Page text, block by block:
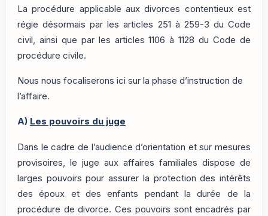
La procédure applicable aux divorces contentieux est
régie désormais par les articles 251 à 259-3 du Code
civil, ainsi que par les articles 1106 à 1128 du Code de
procédure civile.
Nous nous focaliserons ici sur la phase d’instruction de
l’affaire.
A) Les pouvoirs du juge
Dans le cadre de l’audience d’orientation et sur mesures
provisoires, le juge aux affaires familiales dispose de
larges pouvoirs pour assurer la protection des intérêts
des époux et des enfants pendant la durée de la
procédure de divorce. Ces pouvoirs sont encadrés par